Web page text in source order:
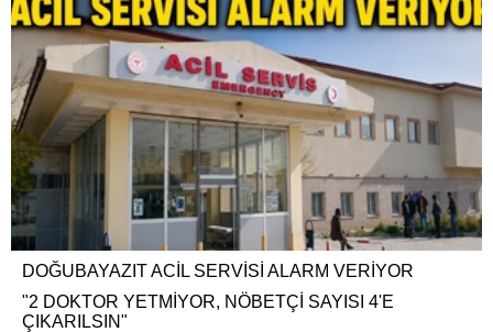
DOĞUBAYAZIT ACİL SERVİSİ ALARM VERİYOR
"2 DOKTOR YETMİYOR, NÖBETÇİ SAYISI 4'E
ÇIKARILSIN"